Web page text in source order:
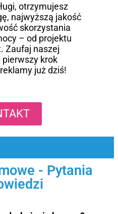
otrzymujesz
najwyższą jakość
skorzystania
– od projektu
Zaufaj naszej
pierwszy krok
już dziś!
- Pytania